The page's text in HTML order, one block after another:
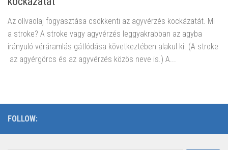
Az olívaolaj fogyasztása csökkenti az agyvérzés kockázatát. Mi
a stroke? A stroke vagy agyvérzés leggyakrabban az agyba
irányuló véráramlás gátlódása következtében alakul ki. (A stroke
az agyérgörcs és az agyvérzés közös neve is.) A...
FOLLOW: